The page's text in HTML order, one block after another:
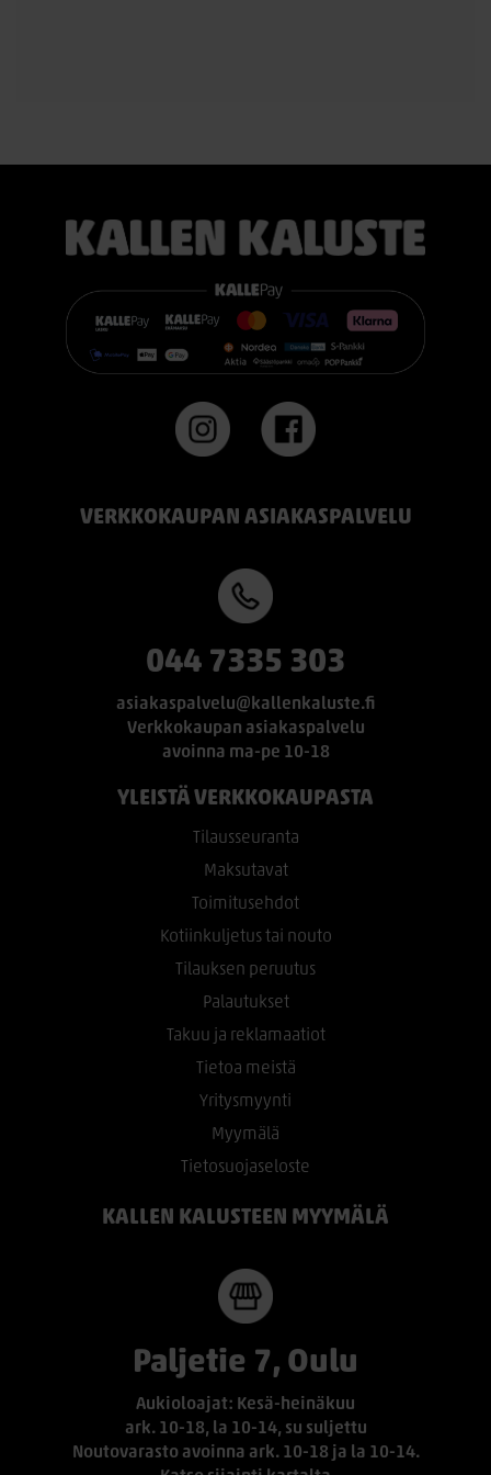
VERKKOKAUPAN ASIAKASPALVELU
044 7335 303
asiakaspalvelu@kallenkaluste.fi
Verkkokaupan asiakaspalvelu
avoinna ma-pe 10-18
YLEISTÄ VERKKOKAUPASTA
Tilausseuranta
Maksutavat
Toimitusehdot
Kotiinkuljetus tai nouto
Tilauksen peruutus
Palautukset
Takuu ja reklamaatiot
Tietoa meistä
Yritysmyynti
Myymälä
Tietosuojaseloste
KALLEN KALUSTEEN MYYMÄLÄ
Paljetie 7, Oulu
Aukioloajat: Kesä-heinäkuu
ark. 10-18, la 10-14, su suljettu
Noutovarasto avoinna ark. 10-18 ja la 10-14.